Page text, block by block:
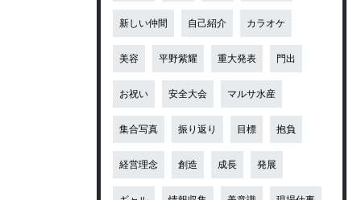
新しい仲間 自己紹介 カラオケ
美容 平野紫耀 重大発表 門出
お祝い 安全大会 マルサ水産
集合写真 振り返り 目標 抱負
経営理念 創造 成長 発展